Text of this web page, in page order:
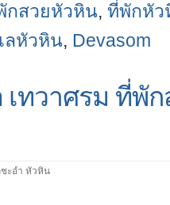
กสวยหัวหิน, ที่พักหัว
ลหัวหิน, Devasom
เทวาศรม ที่พั
ะอำ หัวหิน